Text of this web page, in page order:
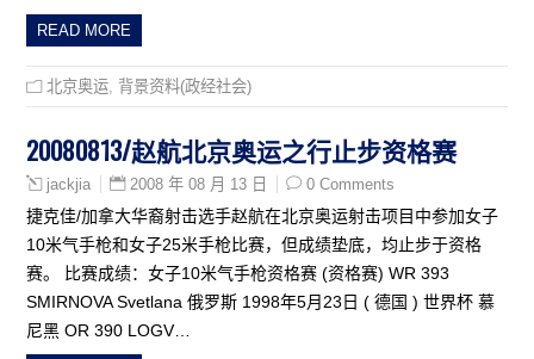
READ MORE
北京奥运 背景资料(政经社会)
20080813/赵航北京奥运之行止步资格赛
jackjia 2008 年 08 月 13 日 0 Comments
捷克佳/加拿大华裔射击选手赵航在北京奥运射击项目中参加女子
10米气手枪和女子25米手枪比赛，但成绩垫底，均止步于资格
赛。 比赛成绩：女子10米气手枪资格赛 (资格赛) WR 393
SMIRNOVA Svetlana 俄罗斯 1998年5月23日 ( 德国 ) 世界杯 慕
尼黑 OR 390 LOGV…